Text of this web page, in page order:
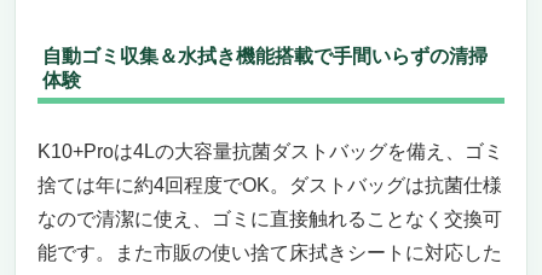
自動ゴミ収集＆水拭き機能搭載で手間いらずの清掃
体験
K10+Proは4Lの大容量抗菌ダストバッグを備え、ゴミ
捨ては年に約4回程度でOK。ダストバッグは抗菌仕様
なので清潔に使え、ゴミに直接触れることなく交換可
能です。また市販の使い捨て床拭きシートに対応した